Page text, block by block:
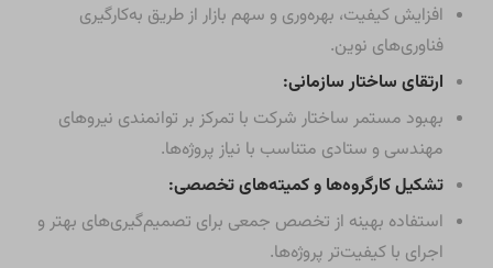
افزایش کیفیت، بهره‌وری و سهم بازار از طریق به‌کارگیری
فناوری‌های نوین.
ارتقای ساختار سازمانی:
بهبود مستمر ساختار شرکت با تمرکز بر توانمندی نیروهای
مهندسی و ستادی متناسب با نیاز پروژه‌ها.
تشکیل کارگروه‌ها و کمیته‌های تخصصی:
استفاده بهینه از تخصص جمعی برای تصمیم‌گیری‌های بهتر و
اجرای با کیفیت‌تر پروژه‌ها.